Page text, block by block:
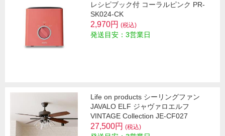
レシピブック付 コーラルピンク PR-
SK024-CK
2,970円 (税込)
発送目安：3営業日
Life on products シーリングファン
JAVALO ELF ジャヴァロエルフ
VINTAGE Collection JE-CF027
27,500円 (税込)